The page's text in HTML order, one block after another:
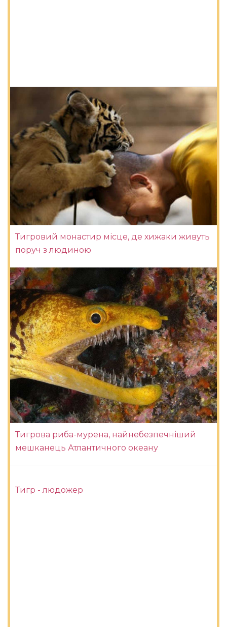
Тигровий монастир місце, де хижаки живуть
поруч з людиною
Тигрова риба-мурена, найнебезпечніший
мешканець Атлантичного океану
Тигр - людожер